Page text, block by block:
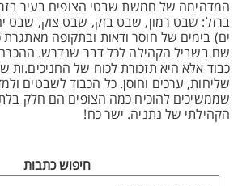
המדהימה של חמשת שבטי הצופים בעיר
ברזל: שבט רמון, שבט בזק, שבט צוק, שבט
ים) בימים של חוסר ודאות ובתקופה
שם בשביל הקהילה לכל דבר שנדרש. ההכרה
כבוד אלא היא תזכורת לכוח של החניכים.ות
שליחות, ערכים וחוסן. כל הכבוד לשבטים
שממשיכים להוכיח כמה הצופים הם חלק
הקהילתי של נתניה. ישר כח!
חיפוש כתבות